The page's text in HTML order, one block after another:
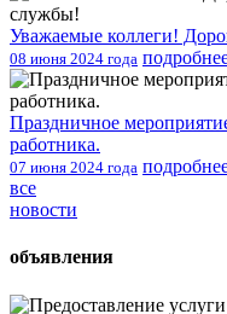
Уважаемые коллеги!
08 июня 2024 года
Праздничное
работника.
07 июня 2024 года
все
новости
объявления